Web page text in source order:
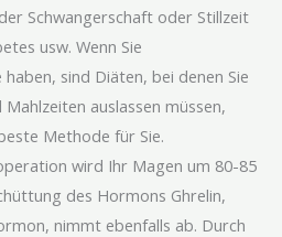
Schwangerschaft oder Stillzeit
usw. Wenn Sie
sind Diäten, bei denen Sie
auslassen müssen,
Methode für Sie.
wird Ihr Magen um 80-85
des Hormons Ghrelin,
nimmt ebenfalls ab. Durch